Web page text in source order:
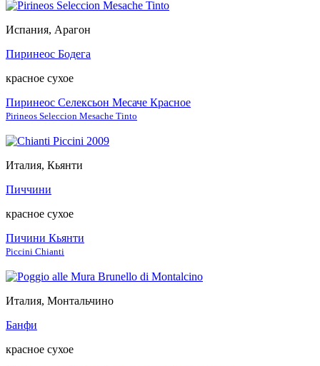
Испания, Арагон
Пиринеос Бодега
красное сухое
Пиринеос Селексьон Месаче Красное
Pirineos Seleccion Mesache Tinto
Италия, Кьянти
Пиччини
красное сухое
Пичини Кьянти
Piccini Chianti
Италия, Монтальчино
Банфи
красное сухое